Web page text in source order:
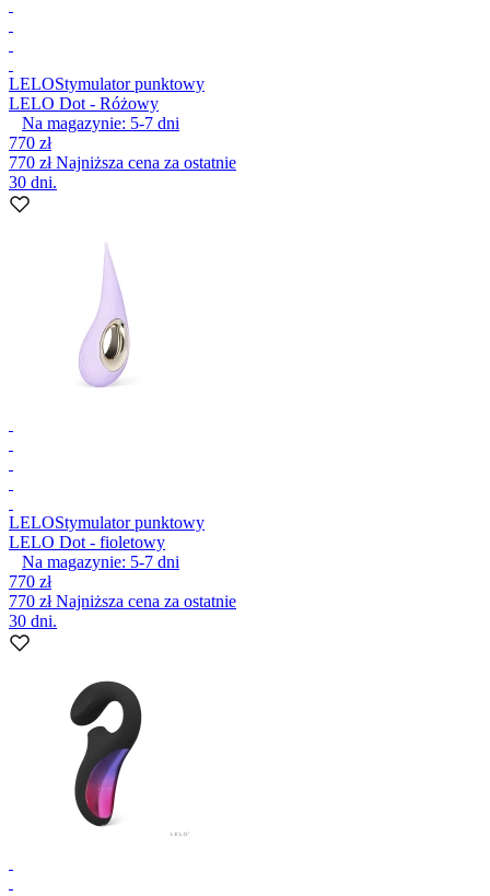
LELOStymulator punktowy
LELO Dot - Różowy
Na magazynie: 5-7 dni
770 zł
770 złNajniższa cena za ostatnie
30 dni.
LELOStymulator punktowy
LELO Dot - fioletowy
Na magazynie: 5-7 dni
770 zł
770 złNajniższa cena za ostatnie
30 dni.